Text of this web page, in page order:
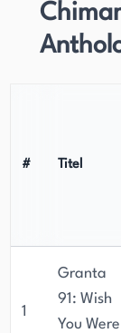
# Titel
1
Granta
91: Wish
You Were